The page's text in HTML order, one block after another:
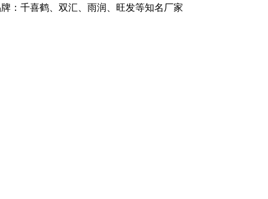
：千喜鹤、双汇、雨润、旺发等知名厂家